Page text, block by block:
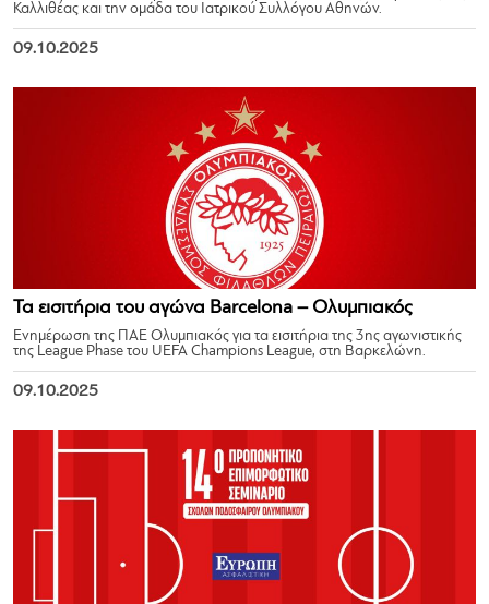
Καλλιθέας και την ομάδα του Ιατρικού Συλλόγου Αθηνών.
09.10.2025
Τα εισιτήρια του αγώνα Barcelona – Ολυμπιακός
Ενημέρωση της ΠΑΕ Ολυμπιακός για τα εισιτήρια της 3ης αγωνιστικής
της League Phase του UEFA Champions League, στη Βαρκελώνη.
09.10.2025